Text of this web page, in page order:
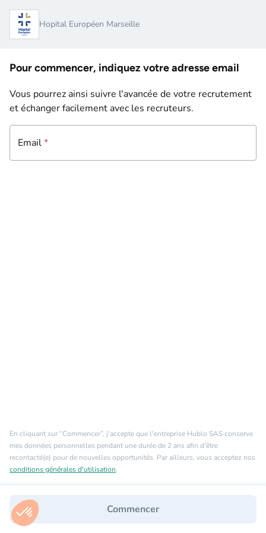
Hopital Européen Marseille
Pour commencer, indiquez votre adresse email
Vous pourrez ainsi suivre l'avancée de votre recrutement
et échanger facilement avec les recruteurs.
Email*
En cliquant sur “Commencer”, j'accepte que l'entreprise Hublo SAS conserve
mes données personnelles pendant une durée de 2 ans afin d'être
recontacté(e) pour de nouvelles opportunités. Par ailleurs, vous acceptez nos
conditions générales d'utilisation.
Commencer